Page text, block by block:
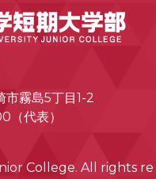
霧島5丁目1-2
代表）
College. All rights re